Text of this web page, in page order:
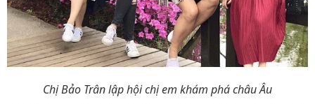
Chị Bảo Trân lập hội chị em khám phá châu Âu